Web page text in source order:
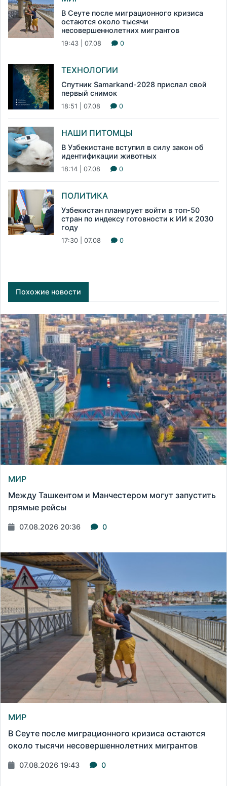
В Сеуте после миграционного кризиса
остаются около тысячи
несовершеннолетних мигрантов
19:43 | 07.08 0
ТЕХНОЛОГИИ
Спутник Samarkand-2028 прислал свой
первый снимок
18:51 | 07.08 0
НАШИ ПИТОМЦЫ
В Узбекистане вступил в силу закон об
идентификации животных
18:14 | 07.08 0
ПОЛИТИКА
Узбекистан планирует войти в топ-50
стран по индексу готовности к ИИ к 2030
году
17:30 | 07.08 0
Похожие новости
МИР
Между Ташкентом и Манчестером могут запустить
прямые рейсы
07.08.2026 20:36 0
МИР
В Сеуте после миграционного кризиса остаются
около тысячи несовершеннолетних мигрантов
07.08.2026 19:43 0